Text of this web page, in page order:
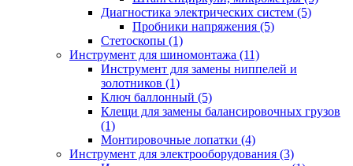
Диагностика электрических систем (5)
Пробники напряжения (5)
Стетоскопы (1)
Инструмент для шиномонтажа (11)
Инструмент для замены ниппелей и
золотников (1)
Ключ баллонный (5)
Клещи для замены балансировочных грузов
(1)
Монтировочные лопатки (4)
Инструмент для электрооборудования (3)